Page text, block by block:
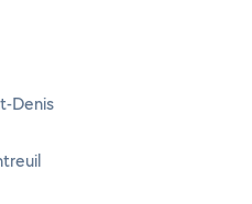
Denis